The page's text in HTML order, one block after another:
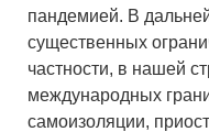
пандемией. В
существенных
частности, в нашей
международных
самоизоляции,